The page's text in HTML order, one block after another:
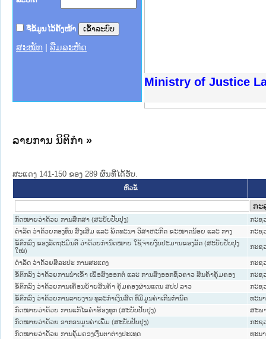
ຈື່ຂໍ້ມູນໄວ້ຄັ້ງໜ້າ
ສະໝັກ ລືມລະຫັດ
Ministry of Justice
າຊົນ ພາກເໜືອ
ການ
ກາງ
ໃຕ້
ຕຳຫຼວດປະຊາຊົນ
ສັນຕິບານປະຊາຊົນ
ກເໜືອ
າຊົນ ພາກກາງ
ລາຍການ ນິຕິກໍາ »
ສະແດງ 141-150 ຂອງ 289 ຜົນທີ່ໄດ້ຮັບ.
ຫົວຂໍ້
ກົດໝາຍວ່າດ້ວຍ ການສຶກສາ (ສະບັບປັບປຸງ)
ກະຊ
ດຳລັດ ວ່າດ້ວຍກອງທຶນ ສົ່ງເສີມ ແລະ ພັດທະນາ ວິສາຫະກິດ ຂະໜາດນ້ອຍ ແລະ ກາງ
ກະຊ
ຂໍ້ຕົກລົງ ຂອງລັດຖະມົນຕີ ວ່າດ້ວຍກຳນົດໝາຍ ໃຊ້ຈ່າຍງົບປະມານຂອງລັດ (ສະບັບປັບປຸງ
ໃໝ່)
ກະຊ
ດຳລັດ ວ່າດ້ວຍສິລະປະ ການສະແດງ
ກະຊ
ຂໍ້ຕົກລົງ ວ່າດ້ວຍການນຳເຂົ້າ ເພື່ອສົ່ງອອກຕໍ່ ແລະ ການສົ່ງອອກຊົ່ວຄາວ ສິນຄ້າຄຸ້ມຄອງ
ກະຊ
ຂໍ້ຕົກລົງ ວ່າດ້ວຍການເຄື່ອນຍ້າຍສິນຄ້າ ຄຸ້ມຄອງຜ່ານແດນ ສປປ ລາວ
ກະຊ
ຂໍ້ຕົກລົງ ວ່າດ້ວຍການລາຍງານ ທຸລະກຳເງິນສົດ ທີ່ມີມູນຄ່າເກີນກຳນົດ
ທະນ
ກົດໝາຍວ່າດ້ວຍ ການແກ້ໄຂຄຳຮ້ອງທຸກ (ສະບັບປັບປຸງ)
ສະພ
ກົດໝາຍວ່າດ້ວຍ ອາກອນມູນຄ່າເພີ່ມ (ສະບັບປັບປຸງ)
ກະຊ
ກົດໝາຍວ່າດ້ວຍ ການຄຸ້ມຄອງເງິນຕາຕ່າງປະເທດ
ທະນ